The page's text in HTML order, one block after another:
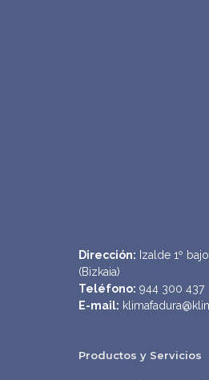
Dirección: Izalde 1º bajo
(Bizkaia)
Teléfono: 944 300 437
E-mail:
Productos y Servicios